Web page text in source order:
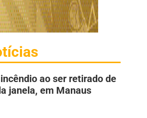
ao ser retirado de
janela, em Manaus